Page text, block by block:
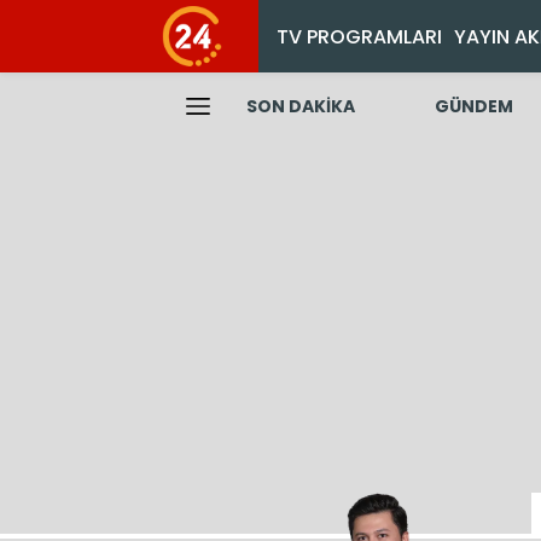
TV PROGRAMLARI YAYIN
SON DAKİKA GÜNDEM